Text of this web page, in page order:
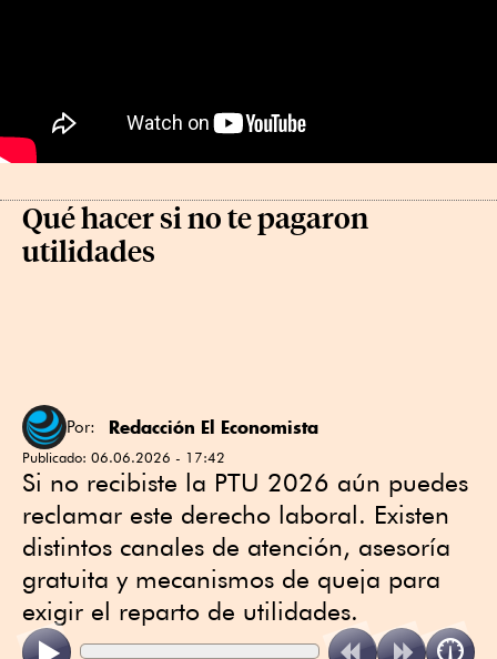
Qué hacer si no te pagaron
utilidades
Por: Redacción El Economista
Publicado: 06.06.2026 - 17:42
Si no recibiste la PTU 2026 aún puedes
reclamar este derecho laboral. Existen
distintos canales de atención, asesoría
gratuita y mecanismos de queja para
exigir el reparto de utilidades.